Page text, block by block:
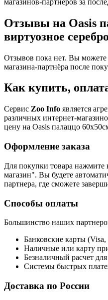
Отзывы на Oasis
виртуозное серебро
Отзывов пока нет. Вы можете
магазина-партнёра после
Как купить,
Сервис Zoo Info является
различных интернет-
цену на Oasis палаццо
Оформление заказа
Для покупки товара
магазин". Вы будете
партнера, где сможете
Способы оплаты
Большинство наших
Банковские карты
Наличные или карту
Безналичный расчет
Системы быстрых
Доставка по России